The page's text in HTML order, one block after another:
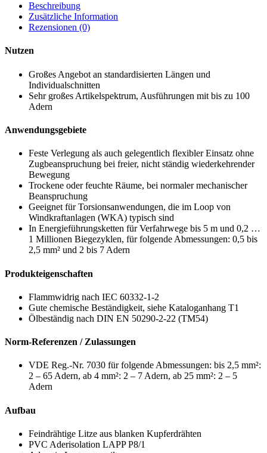
Beschreibung
Zusätzliche Information
Rezensionen (0)
Nutzen
Großes Angebot an standardisierten Längen und
Individualschnitten
Sehr großes Artikelspektrum, Ausführungen mit bis zu 100
Adern
Anwendungsgebiete
Feste Verlegung als auch gelegentlich flexibler Einsatz ohne
Zugbeanspruchung bei freier, nicht ständig wiederkehrender
Bewegung
Trockene oder feuchte Räume, bei normaler mechanischer
Beanspruchung
Geeignet für Torsionsanwendungen, die im Loop von
Windkraftanlagen (WKA) typisch sind
In Energieführungsketten für Verfahrwege bis 5 m und 0,2 …
1 Millionen Biegezyklen, für folgende Abmessungen: 0,5 bis
2,5 mm² und 2 bis 7 Adern
Produkteigenschaften
Flammwidrig nach IEC 60332-1-2
Gute chemische Beständigkeit, siehe Kataloganhang T1
Ölbeständig nach DIN EN 50290-2-22 (TM54)
Norm-Referenzen / Zulassungen
VDE Reg.-Nr. 7030 für folgende Abmessungen: bis 2,5 mm²:
2 – 65 Adern, ab 4 mm²: 2 – 7 Adern, ab 25 mm²: 2 – 5
Adern
Aufbau
Feindrähtige Litze aus blanken Kupferdrähten
PVC Aderisolation LAPP P8/1